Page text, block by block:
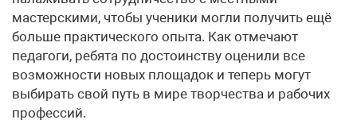
мастерскими, чтобы ученики могли получить ещё
больше практического опыта. Как отмечают
педагоги, ребята по достоинству оценили все
возможности новых площадок и теперь могут
выбирать свой путь в мире творчества и рабочих
профессий.